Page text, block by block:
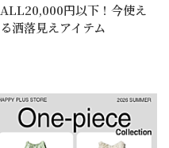
ALL20,000円以下！今使え
る洒落見えアイテム